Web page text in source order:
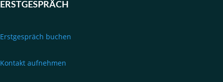
ERSTGESPRÄCH
Erstgespräch buchen
Kontakt aufnehmen